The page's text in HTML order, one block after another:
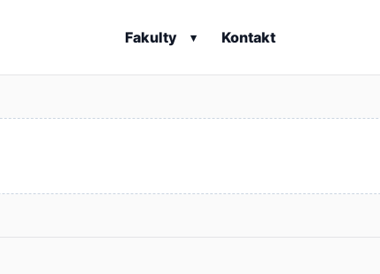
Fakulty ▾ Kontakt